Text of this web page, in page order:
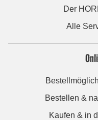
Der
Alle
Bestellen &
Kaufen & in